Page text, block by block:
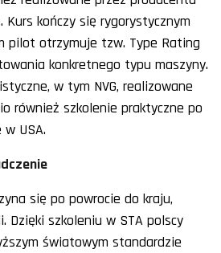
Kurs kończy się rygorystycznym
pilot otrzymuje tzw. Type Rating
konkretnego typu maszyny.
w tym NVG, realizowane
również szkolenie praktyczne po
USA.
się po powrocie do kraju,
Dzięki szkoleniu w STA polscy
światowym standardzie